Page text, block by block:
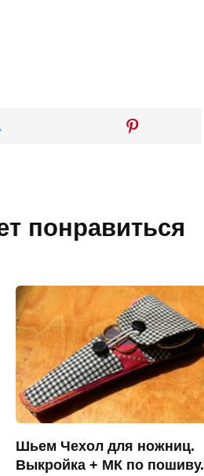
понравиться
Шьем Чехол для ножниц.
Выкройка + МК по пошиву.